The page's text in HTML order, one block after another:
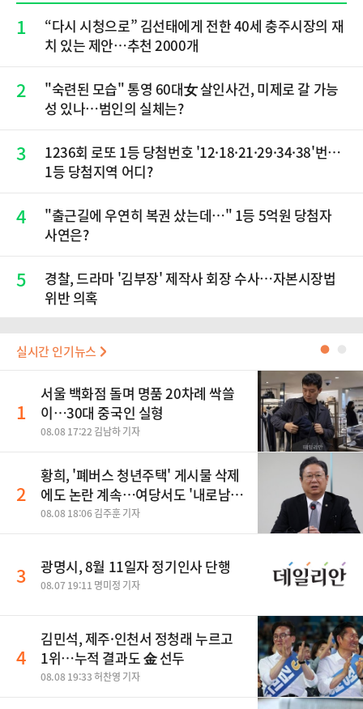
1
“다시 시청으로” 김선태에게 전한 40세 충주시장의 재
치 있는 제안…추천 2000개
2
"숙련된 모습" 통영 60대女 살인사건, 미제로 갈 가능
성 있나…범인의 실체는?
3
1236회 로또 1등 당첨번호 '12·18·21·29·34·38'번…
1등 당첨지역 어디?
4
"출근길에 우연히 복권 샀는데…" 1등 5억원 당첨자
사연은?
5
경찰, 드라마 '김부장' 제작사 회장 수사…자본시장법
위반 의혹
실시간 인기뉴스 ●
1
서울 백화점 돌며 명품 20차례 싹쓸
이…30대 중국인 실형
08.08 17:22 김남하 기자
2
황희, '폐버스 청년주택' 게시물 삭제
에도 논란 계속…여당서도 '내로남
불' 비판
08.08 18:06 김주훈 기자
3 광명시, 8월 11일자 정기인사 단행
08.07 19:11 명미정 기자
4
김민석, 제주·인천서 정청래 누르고
1위…누적 결과도 金 선두
08.08 19:33 허찬영 기자